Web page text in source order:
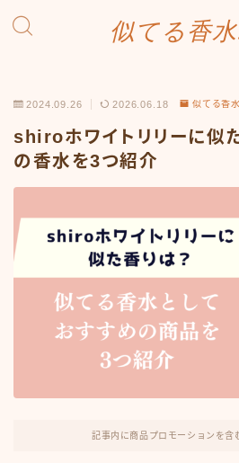
似てる香水
お問い合わせ
プライバシーポリシー
利用規約／特定商取引法に基づく
有料記事の決済完了ページ
2024.09.26 2026.06.18 似てる香水
shiroホワイトリリーに似
の香水を3つ紹介
記事内に商品プロモーションを含